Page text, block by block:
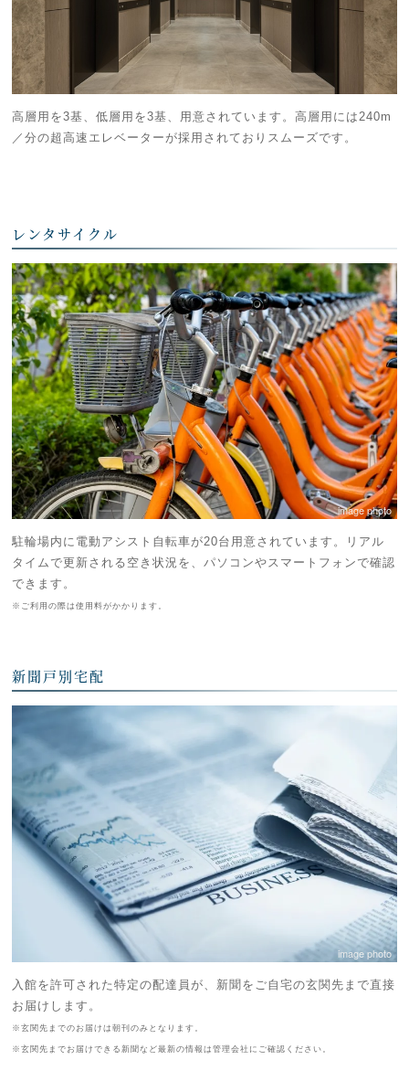
高層用を3基、低層用を3基、用意されています。高層用には240m
／分の超高速エレベーターが採用されておりスムーズです。
レンタサイクル
image photo
駐輪場内に電動アシスト自転車が20台用意されています。リアル
タイムで更新される空き状況を、パソコンやスマートフォンで確認
できます。
※ご利用の際は使用料がかかります。
新聞戸別宅配
image photo
入館を許可された特定の配達員が、新聞をご自宅の玄関先まで直接
お届けします。
※玄関先までのお届けは朝刊のみとなります。
※玄関先までお届けできる新聞など最新の情報は管理会社にご確認ください。